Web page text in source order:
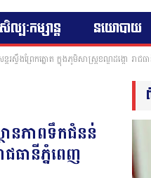
សិល្បៈកម្សាន្ត នយោបាយ
ងព្រែកត្នោត ក្នុងភូមិសាស្រ្តខណ្ឌដង្កោ រាជធ
នភាពទឹកជំនន់
ធានីភ្នំពេញ